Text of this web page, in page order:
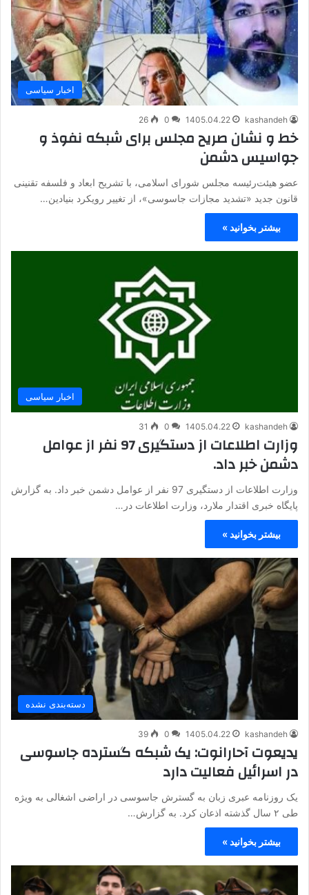
اخبار سیاسی
kashandeh
1405.04.22
0
26
خط و نشان صریح مجلس برای شبکه نفوذ و
جواسیس دشمن
عضو هیئت‌رئیسه مجلس شورای اسلامی، با تشریح ابعاد و فلسفه تقنینی
قانون جدید «تشدید مجازات جاسوسی»، از تغییر رویکرد بنیادین…
بیشتر بخوانید »
اخبار سیاسی
kashandeh
1405.04.22
0
31
وزارت اطلاعات از دستگیری 97 نفر از عوامل
دشمن خبر داد.
وزارت اطلاعات از دستگیری 97 نفر از عوامل دشمن خبر داد. به گزارش
پایگاه خبری اقتدار ملارد، وزارت اطلاعات در…
بیشتر بخوانید »
دسته‌بندی نشده
kashandeh
1405.04.22
0
39
یدیعوت آحارانوت: یک شبکه گسترده جاسوسی
در اسرائیل فعالیت دارد
یک روزنامه عبری زبان به گسترش جاسوسی در اراضی اشغالی به ویژه
طی ۲ سال گذشته اذعان کرد. به گزارش…
بیشتر بخوانید »